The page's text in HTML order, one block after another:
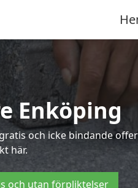
Enköping
och icke bindande
här.
och utan förpliktelser